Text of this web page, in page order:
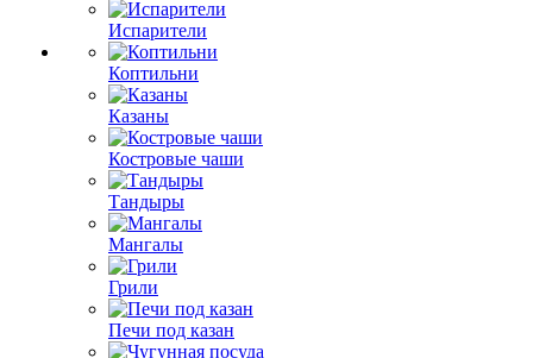
Испарители
Коптильни
Казаны
Костровые чаши
Тандыры
Мангалы
Грили
Печи под казан